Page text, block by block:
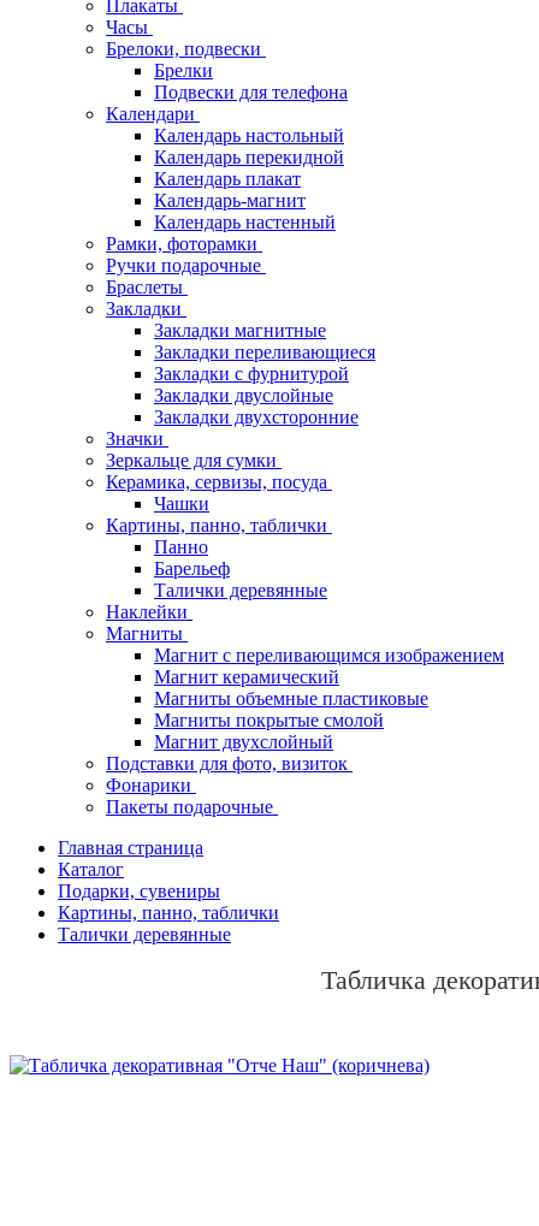
Плакаты
Часы
Брелоки, подвески
Брелки
Подвески для телефона
Календари
Календарь настольный
Календарь перекидной
Календарь плакат
Календарь-магнит
Календарь настенный
Рамки, фоторамки
Ручки подарочные
Браслеты
Закладки
Закладки магнитные
Закладки переливающиеся
Закладки с фурнитурой
Закладки двуслойные
Закладки двухсторонние
Значки
Зеркальце для сумки
Керамика, сервизы, посуда
Чашки
Картины, панно, таблички
Панно
Барельеф
Талички деревянные
Наклейки
Магниты
Магнит с переливающимся изображением
Магнит керамический
Магниты объемные пластиковые
Магниты покрытые смолой
Магнит двухслойный
Подставки для фото, визиток
Фонарики
Пакеты подарочные
Главная страница
Каталог
Подарки, сувениры
Картины, панно, таблички
Талички деревянные
Табличка